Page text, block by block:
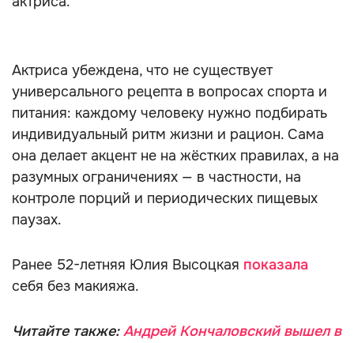
Актриса убеждена, что не существует
универсального рецепта в вопросах спорта и
питания: каждому человеку нужно подбирать
индивидуальный ритм жизни и рацион. Сама
она делает акцент не на жёстких правилах, а на
разумных ограничениях — в частности, на
контроле порций и периодических пищевых
паузах.
Ранее 52-летняя Юлия Высоцкая показала
себя без макияжа.
Читайте также:Андрей Кончаловский вышел в